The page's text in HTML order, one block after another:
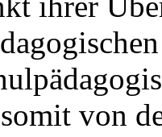
von